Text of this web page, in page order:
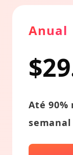
Anual
Até 90%
semanal